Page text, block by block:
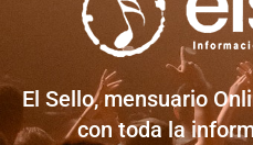
El Sello, mensuario
con toda la